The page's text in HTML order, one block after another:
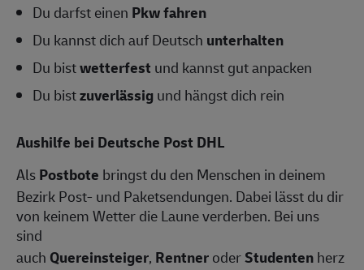
Du darfst einen Pkw fahren
Du kannst dich auf Deutsch unterhalten
Du bistwetterfest und kannst gut anpacken
Du bistzuverlässigund hängst dich rein
Aushilfe bei Deutsche Post DHL
AlsPostbote bringst du den Menschen in deinem
Bezirk Post- und Paketsendungen. Dabei lässt du dir
von keinem Wetter die Laune verderben. Bei uns
sind
auch Quereinsteiger, RentneroderStudentenherz